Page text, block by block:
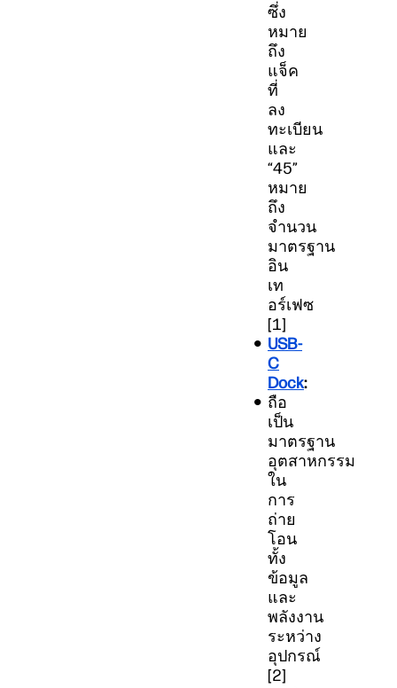
ซึ่ง
หมาย
ถึง
แจ็ค
ที่
ลง
ทะเบียน
และ
“45”
หมาย
ถึง
จำนวน
มาตรฐาน
อิน
เท
อร์เฟซ
[1]
USB-
C
Dock:
ถือ
เป็น
มาตรฐาน
อุตสาหกรรม
ใน
การ
ถ่าย
โอน
ทั้ง
ข้อมูล
และ
พลังงาน
ระหว่าง
อุปกรณ์
[2]